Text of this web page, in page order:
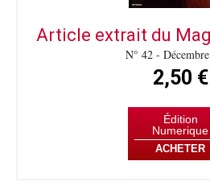
Article extrait du
N° 42 -
2,50 €
Édition
Numerique
ACHETER